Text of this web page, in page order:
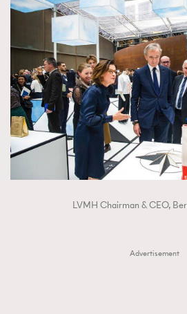
LVMH Chairman & CEO,
Advertisement